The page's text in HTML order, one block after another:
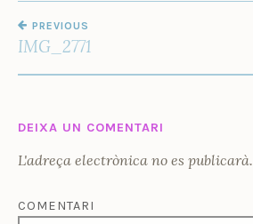
NAVEGACIÓ
D'ENTRADES
PREVIOUS
IMG_2771
DEIXA UN COMENTARI
L'adreça electrònica no es publicarà.
COMENTARI